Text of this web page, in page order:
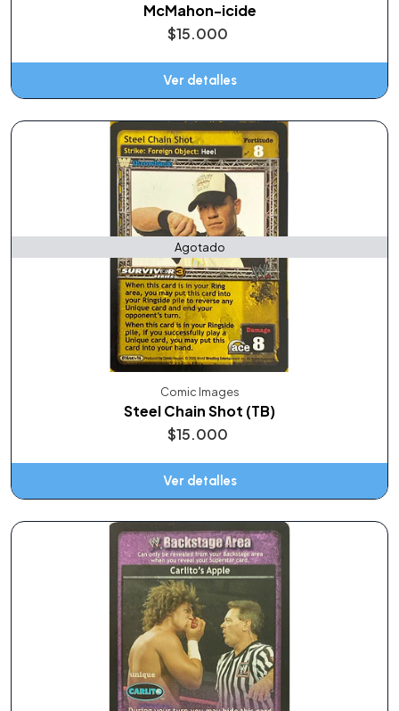
McMahon-icide
$15.000
Ver detalles
Agotado
Comic Images
Steel Chain Shot (TB)
$15.000
Ver detalles